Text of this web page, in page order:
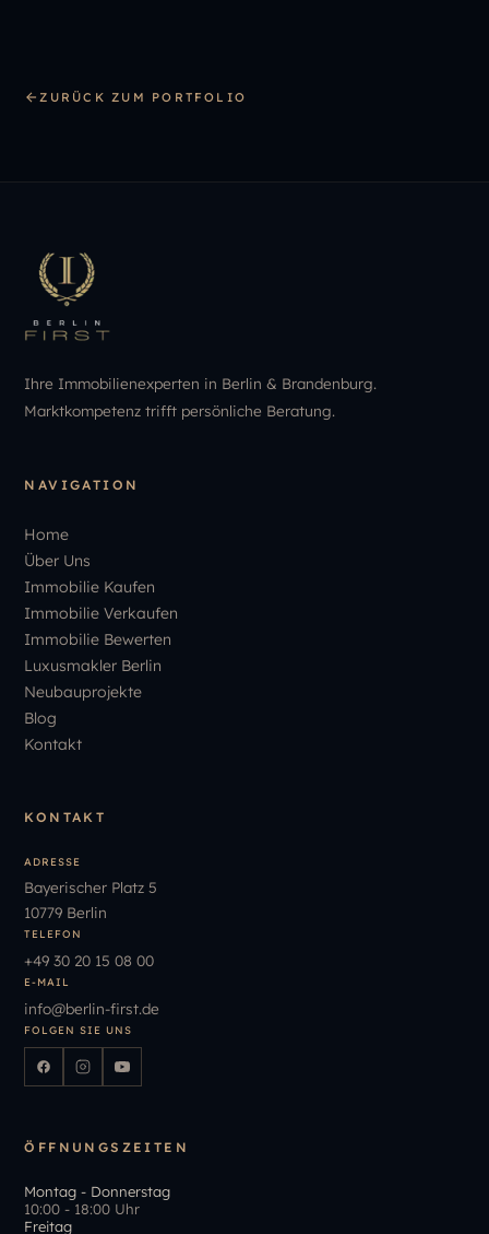
ZURÜCK ZUM PORTFOLIO
Ihre Immobilienexperten in Berlin & Brandenburg.
Marktkompetenz trifft persönliche Beratung.
NAVIGATION
Home
Über Uns
Immobilie Kaufen
Immobilie Verkaufen
Immobilie Bewerten
Luxusmakler Berlin
Neubauprojekte
Blog
Kontakt
KONTAKT
ADRESSE
Bayerischer Platz 5
10779 Berlin
TELEFON
+49 30 20 15 08 00
E-MAIL
info@berlin-first.de
FOLGEN SIE UNS
ÖFFNUNGSZEITEN
Montag - Donnerstag
10:00 - 18:00 Uhr
Freitag